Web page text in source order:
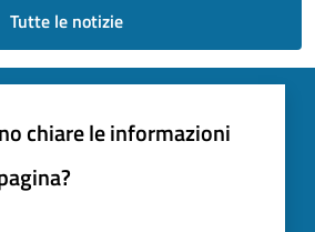
Tutte le notizie
chiare le informazioni